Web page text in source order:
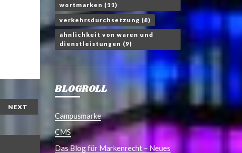
NEXT
wortmarken (11)
verkehrsdurchsetzung (8)
ähnlichkeit von waren und
dienstleistungen (9)
BLOGROLL
Campusmarke
CMS
Das Blog für Markenrecht – Neues